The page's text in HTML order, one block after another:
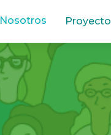
Nosotros Proyecto